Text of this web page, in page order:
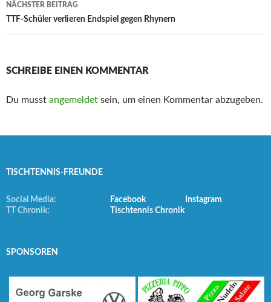
NÄCHSTER BEITRAG
TTF-Schüler verlieren Endspiel gegen Rhynern
SCHREIBE EINEN KOMMENTAR
Du musst angemeldet sein, um einen Kommentar abzugeben.
TISCHTENNIS-FREUNDE
Social Media: Facebook
Instagram
TT Chronik:
Tischtennis Chronik
SPONSOREN